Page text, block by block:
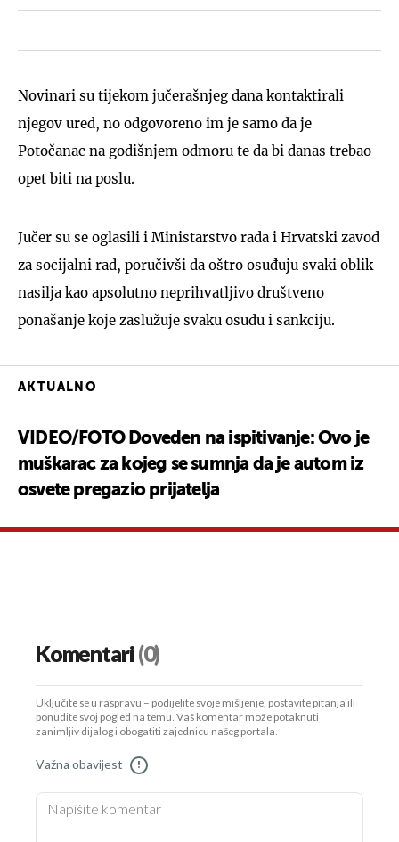
Novinari su tijekom jučerašnjeg dana kontaktirali
njegov ured, no odgovoreno im je samo da je
Potočanac na godišnjem odmoru te da bi danas trebao
opet biti na poslu.
Jučer su se oglasili i Ministarstvo rada i Hrvatski zavod
za socijalni rad, poručivši da oštro osuđuju svaki oblik
nasilja kao apsolutno neprihvatljivo društveno
ponašanje koje zaslužuje svaku osudu i sankciju.
AKTUALNO
VIDEO/FOTO Doveden na ispitivanje: Ovo je
muškarac za kojeg se sumnja da je autom iz
osvete pregazio prijatelja
Komentari(0)
Uključite se u raspravu – podijelite svoje mišljenje, postavite pitanja ili
ponudite svoj pogled na temu. Vaš komentar može potaknuti
zanimljiv dijalog i obogatiti zajednicu našeg portala.
Važna obavijest !